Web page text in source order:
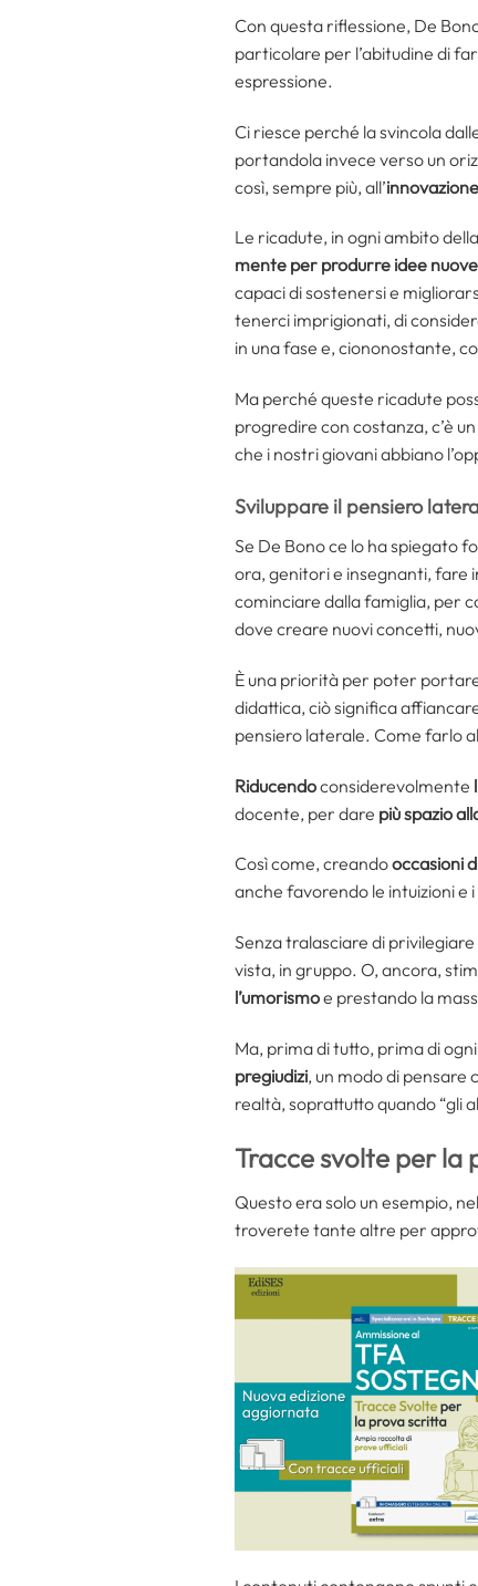
Con questa riflessione, De
particolare per l’abitudine di
espressione.
Ci riesce perché la svincola
portandola invece verso un
così, sempre più, all’innovazione
Le ricadute, in ogni ambito
mente per produrre idee nuove
capaci di sostenersi e
tenerci imprigionati, di
in una fase e, ciononostante,
Ma perché queste ricadute
progredire con costanza, c’è
che i nostri giovani abbiano
Sviluppare il pensiero
Se De Bono ce lo ha spiegato
ora, genitori e insegnanti, fare
cominciare dalla famiglia, per
dove creare nuovi concetti,
È una priorità per poter
didattica, ciò significa
pensiero laterale. Come farlo
Riducendoconsiderevolmente
docente, per dare più spazio
Così come, creandooccasioni
anche favorendo le intuizioni e
Senza tralasciare di privilegiare
vista, in gruppo. O, ancora,
l’umorismoe prestando la
Ma, prima di tutto, prima di
pregiudizi, un modo di pensare
realtà, soprattutto quando “gli
Tracce svolte per la
Questo era solo un esempio,
troverete tante altre per